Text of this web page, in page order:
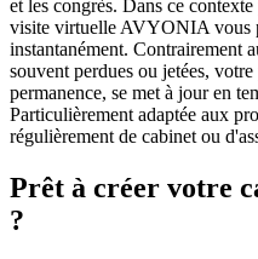
et les congrès. Dans ce
visite virtuelle AVYONIA vous
instantanément. Contrairement
souvent perdues ou jetées,
permanence, se met à jour en
Particulièrement adaptée aux
régulièrement de cabinet ou
Prêt à créer votre
?